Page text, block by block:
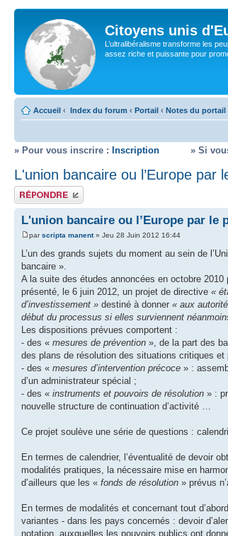
Citoyens unis
L’ultralibéralisme transforme les
assez riche et puissante pour
Accueil ‹ Index du forum ‹ Portail ‹ Notes du portail
» Pour vous inscrire : Inscription » Si vous
L'union bancaire ou l’Europe par
Répondre
L'union bancaire ou l’Europe par le
parscripta manent» Jeu 28 Juin 2012 16:44
L’un des grands sujets du moment au sein de
bancaire ».
A la suite des études annoncées en octobre
présenté, le 6 juin 2012, un projet de directive «
d’investissement » destiné à donner « aux
début du processus si elles surviennent
Les dispositions prévues comportent :
- des « mesures de prévention », de la part des
des plans de résolution des situations critiques
- des « mesures d’intervention précoce » :
d’un administrateur spécial ;
- des « instruments et pouvoirs de résolution » :
nouvelle structure de continuation d’activité …
Ce projet soulève une série de questions :
En termes de calendrier, l’éventualité de devoir
modalités pratiques, la nécessaire mise en
d’ailleurs que les « fonds de résolution » prévus
En termes de modalités et concernant tout
variantes - dans les pays concernés : devoir
notation, auxquelles les pouvoirs publics ont